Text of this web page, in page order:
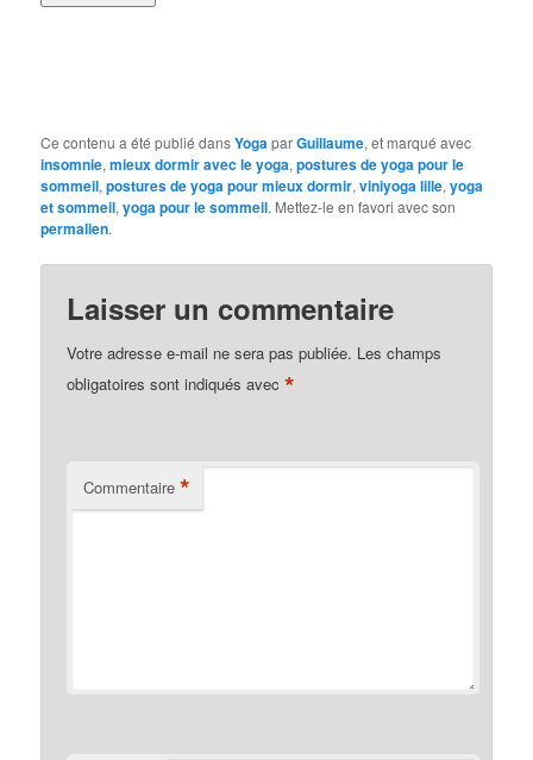
Ce contenu a été publié dansYogaparGuillaume, et marqué avec
insomnie,mieux dormir avec le yoga,postures de yoga pour le
sommeil,postures de yoga pour mieux dormir,viniyoga lille,yoga
et sommeil,yoga pour le sommeil. Mettez-le en favori avec son
permalien.
Laisser un commentaire
Votre adresse e-mail ne sera pas publiée. Les champs
obligatoires sont indiqués avec*
Commentaire *